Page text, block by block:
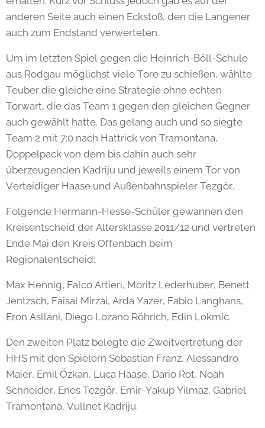
anderen Seite auch einen Eckstoß, den die Langener
auch zum Endstand verwerteten.
Um im letzten Spiel gegen die Heinrich-Böll-Schule
aus Rodgau möglichst viele Tore zu schießen, wählte
Teuber die gleiche eine Strategie ohne echten
Torwart, die das Team 1 gegen den gleichen Gegner
auch gewählt hatte. Das gelang auch und so siegte
Team 2 mit 7:0 nach Hattrick von Tramontana,
Doppelpack von dem bis dahin auch sehr
überzeugenden Kadriju und jeweils einem Tor von
Verteidiger Haase und Außenbahnspieler Tezgör.
Folgende Hermann-Hesse-Schüler gewannen den
Kreisentscheid der Altersklasse 2011/12 und vertreten
Ende Mai den Kreis Offenbach beim
Regionalentscheid:
Max Hennig, Falco Artieri, Moritz Lederhuber, Benett
Jentzsch, Faisal Mirzai, Arda Yazer, Fabio Langhans,
Eron Asllani, Diego Lozano Röhrich, Edin Lokmic.
Den zweiten Platz belegte die Zweitvertretung der
HHS mit den Spielern Sebastian Franz, Alessandro
Maier, Emil Özkan, Luca Haase, Dario Rot, Noah
Schneider, Enes Tezgör, Emir-Yakup Yilmaz, Gabriel
Tramontana, Vullnet Kadriju.